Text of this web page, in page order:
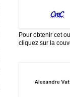
Pour obtenir cet
cliquez sur la